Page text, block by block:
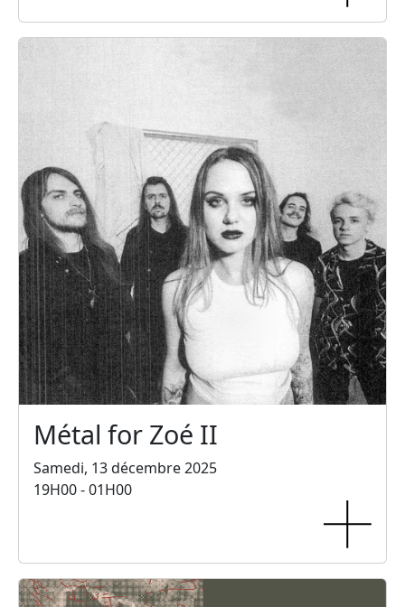
Métal for Zoé II
Samedi, 13 décembre 2025
19H00 - 01H00